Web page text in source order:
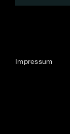
Impressum